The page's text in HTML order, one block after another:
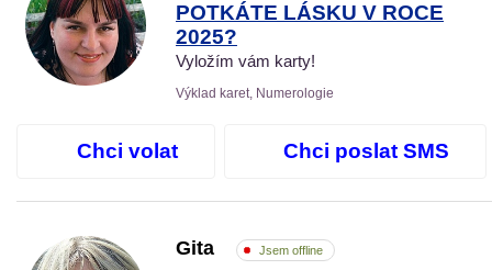
POTKÁTE LÁSKU V ROCE
2025?
Vyložím vám karty!
Výklad karet, Numerologie
Chci volat Chci poslat SMS
Gita Jsem offline